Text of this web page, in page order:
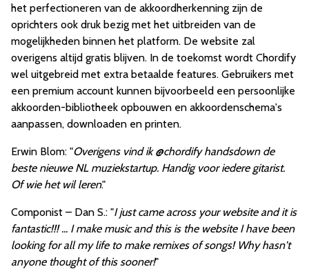
het perfectioneren van de akkoordherkenning zijn de
oprichters ook druk bezig met het uitbreiden van de
mogelijkheden binnen het platform. De website zal
overigens altijd gratis blijven. In de toekomst wordt Chordify
wel uitgebreid met extra betaalde features. Gebruikers met
een premium account kunnen bijvoorbeeld een persoonlijke
akkoorden-bibliotheek opbouwen en akkoordenschema's
aanpassen, downloaden en printen.
Erwin Blom: "Overigens vind ik @chordify handsdown de
beste nieuwe NL muziekstartup. Handig voor iedere gitarist.
Of wie het wil leren."
Componist – Dan S.: "I just came across your website and it is
fantastic!!! ... I make music and this is the website I have been
looking for all my life to make remixes of songs! Why hasn't
anyone thought of this sooner!"